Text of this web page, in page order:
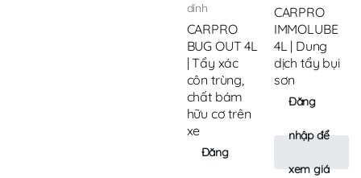
dính
CARPRO
BUG OUT 4L
| Tẩy xác
côn trùng,
chất bám
hữu cơ trên
xe
Đăng
CARPRO
IMMOLUBE
4L | Dung
dịch tẩy bụi
sơn
Đăng
nhập để
xem giá